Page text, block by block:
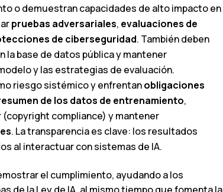
o demuestran capacidades de alto impacto en
pruebas adversariales, evaluaciones de
de ciberseguridad. También deben
la base de datos pública y mantener
y las estrategias de evaluación.
riesgo sistémico y enfrentanobligaciones
de los datos de entrenamiento,
(copyright compliance) y mantener
. La transparencia es clave: los resultados
al interactuar con sistemas de IA.
el cumplimiento, ayudando a los